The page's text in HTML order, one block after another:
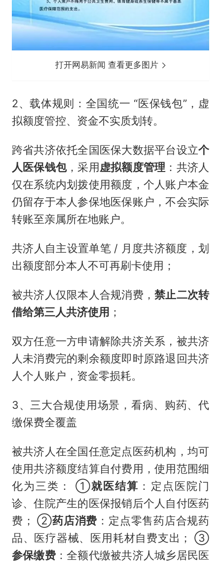
打开网易新闻 查看更多图片
2、载体规则：全国统一 “医保钱包”，虚
拟额度管控、资金不实质划转。
跨省共济依托全国医保大数据平台设立个
人医保钱包，采用虚拟额度管理 ：共济人
仅在系统内划拨使用额度，个人账户本金
仍留存于本人参保地医保账户，不会实际
转账至亲属所在地账户。
共济人自主设置单笔 / 月度共济额度，划
出额度部分本人不可再刷卡使用；
被共济人仅限本人合规消费，禁止二次转
借给第三人共济使用 ；
双方任意一方申请解除共济关系，被共济
人未消费完的剩余额度即时原路退回共济
人个人账户，资金零损耗。
3、三大合规使用场景，看病、购药、代
缴保费全覆盖
被共济人在全国任意定点医药机构，均可
使用共济额度结算自付费用，使用范围细
化为三类： ①就医结算 ：定点医院门
诊、住院产生的医保报销后个人自付医药
费； ②药店消费 ：定点零售药店合规药
品、医疗器械、医用耗材自费支出； ③
参保缴费：全额代缴被共济人城乡居民医